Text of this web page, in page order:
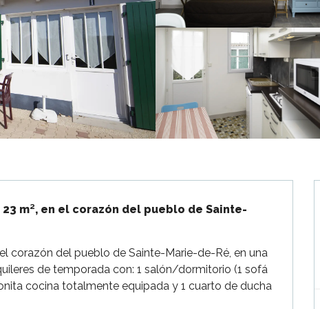
m², en el corazón del pueblo de Sainte-
corazón del pueblo de Sainte-Marie-de-Ré, en una
de temporada con: 1 salón/dormitorio (1 sofá
cocina totalmente equipada y 1 cuarto de ducha